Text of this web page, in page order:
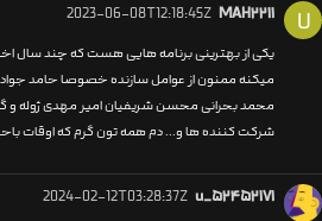
U MAH۲۲۱۱ 2023-06-08T12:18:45Z
یکی از بهترینی برنامه هایی هست که چند سال
میکنه ممنون از عوامل سازنده خصوصا حامد
محمد بحرانی محسن شریفیان امیر مهدی ژوله و
شرکت کننده ها و... دم همه تون گرم که اوقات
u_۵۲۴۵۲۱۷۱ 2024-02-12T03:28:37Z